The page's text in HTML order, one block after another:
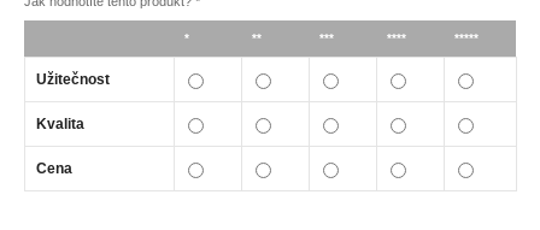
* ** *** **** *****
Užitečnost
Kvalita
Cena